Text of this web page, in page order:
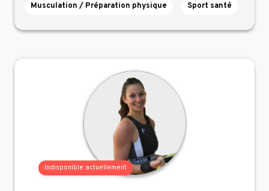
Musculation / Préparation physique Sport santé
Indisponible actuellement